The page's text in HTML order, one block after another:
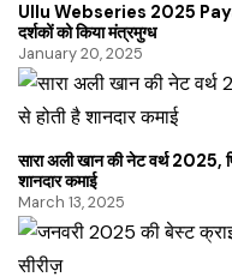
Ullu Webseries 2025
दर्शकों को किया मंत्रमुग्ध
January 20, 2025
सारा अली खान की नेट वर्थ 2025,
शानदार कमाई
March 13, 2025